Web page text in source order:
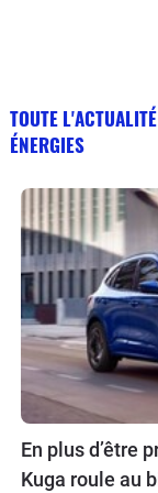
TOUTE
ÉNERGIES
En plus d’être
Kuga roule au